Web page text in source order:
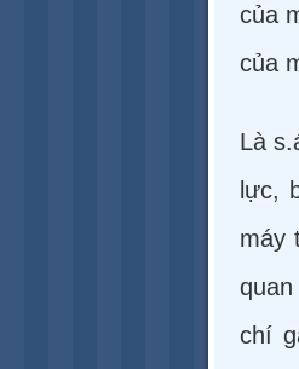
của
của
Là
lực,
máy
chí